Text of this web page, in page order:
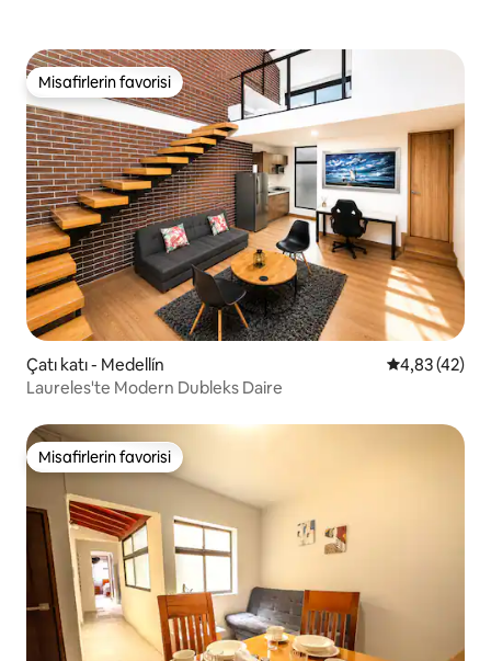
Misafirlerin favorisi
Misafirlerin favorisi
Çatı katı - Medellín 5 üzerinden
4,83 (42)
Laureles'te Modern Dubleks Daire
Misafirlerin favorisi
Misafirlerin favorisi